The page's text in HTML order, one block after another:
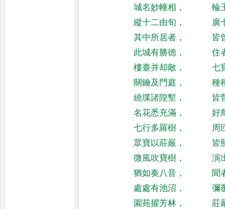
城名妙幢相 ，
輪
縱十二由旬 ，
廣
其中所居者 ，
皆
此城有勝德 ，
住
樓臺并却敵 ，
七
關鑰及門庭 ，
種
繞堞諸隍塹 ，
皆
名花悉充滿 ，
好
七行多羅樹 ，
周
眾寶以莊嚴 ，
皆
微風吹寶樹 ，
演
猶如奏八音 ，
聞
處處有池沼 ，
彌
園苑擢芳林 ，
莊